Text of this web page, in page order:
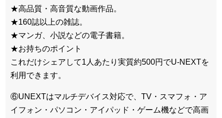
★高品質・高音質な動画作品。
★160誌以上の雑誌。
★マンガ、小説などの電子書籍。
★お持ちのポイント
これだけシェアして1人あたり実質約500円でU-NEXTを
利用できます。
⑥UNEXTはマルチデバイス対応で、TV・スマフォ・ア
イフォン・パソコン・アイパッド・ゲーム機などで高画